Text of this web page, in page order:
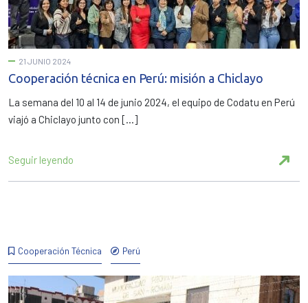
21 JUNIO 2024
Cooperación técnica en Perú: misión a Chiclayo
La semana del 10 al 14 de junio 2024, el equipo de Codatu en Perú
viajó a Chiclayo junto con […]
Seguir leyendo
Cooperación Técnica Perú